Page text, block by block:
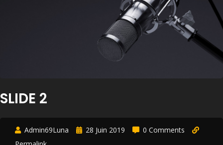
SLIDE 2
Admin69Luna 28 Juin 2019
0 Comments